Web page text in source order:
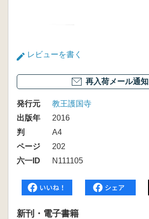
レビューを書く
再入荷メール通知
発行元
教王護国寺
出版年
2016
判
A4
ページ
202
六一ID
N111105
新刊・電子書籍